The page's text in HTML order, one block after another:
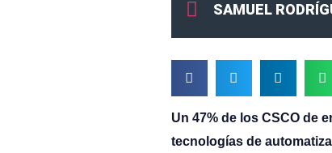
SAMUEL
Un 47% de los CSCO de
tecnologías de